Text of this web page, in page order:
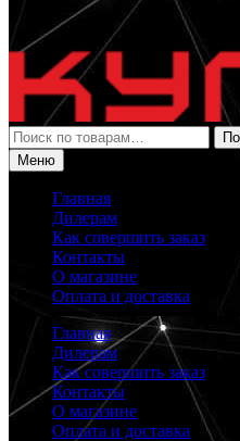
Искать:
Меню
Главная
Дилерам
Как совершить заказ
Контакты
О магазине
Оплата и доставка
Главная
Дилерам
Как совершить заказ
Контакты
О магазине
Оплата и доставка